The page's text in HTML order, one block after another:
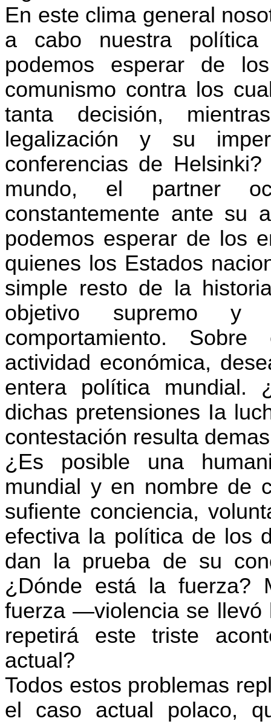
En este clima general
a cabo nuestra política
podemos esperar de
comunismo contra los
tanta decisión,
legalización y su
conferencias de
mundo, el partner
constantemente ante su
podemos esperar de los
quienes los Estados
simple resto de la
objetivo supremo y
comportamiento. Sobre
actividad económica,
entera política mundial.
dichas pretensiones Ia
contestación resulta
¿Es posible una
mundial y en nombre de
sufiente conciencia,
efectiva la política de los
dan la prueba de su
¿Dónde está la fuerza?
fuerza —violencia se llevó
repetirá este triste
actual?
Todos estos problemas
el caso actual polaco,